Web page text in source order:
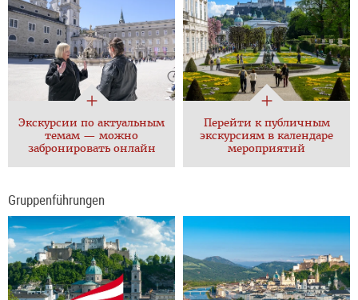
Экскурсии по актуальным
темам — можно
забронировать онлайн
Перейти к публичным
экскурсиям в календаре
мероприятий
Gruppenführungen